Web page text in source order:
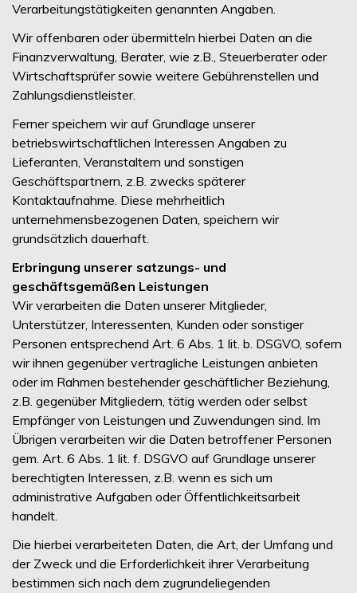
Verarbeitungstätigkeiten genannten Angaben.
Wir offenbaren oder übermitteln hierbei Daten an die
Finanzverwaltung, Berater, wie z.B., Steuerberater oder
Wirtschaftsprüfer sowie weitere Gebührenstellen und
Zahlungsdienstleister.
Ferner speichern wir auf Grundlage unserer
betriebswirtschaftlichen Interessen Angaben zu
Lieferanten, Veranstaltern und sonstigen
Geschäftspartnern, z.B. zwecks späterer
Kontaktaufnahme. Diese mehrheitlich
unternehmensbezogenen Daten, speichern wir
grundsätzlich dauerhaft.
Erbringung unserer satzungs- und
geschäftsgemäßen Leistungen
Wir verarbeiten die Daten unserer Mitglieder,
Unterstützer, Interessenten, Kunden oder sonstiger
Personen entsprechend Art. 6 Abs. 1 lit. b. DSGVO, sofern
wir ihnen gegenüber vertragliche Leistungen anbieten
oder im Rahmen bestehender geschäftlicher Beziehung,
z.B. gegenüber Mitgliedern, tätig werden oder selbst
Empfänger von Leistungen und Zuwendungen sind. Im
Übrigen verarbeiten wir die Daten betroffener Personen
gem. Art. 6 Abs. 1 lit. f. DSGVO auf Grundlage unserer
berechtigten Interessen, z.B. wenn es sich um
administrative Aufgaben oder Öffentlichkeitsarbeit
handelt.
Die hierbei verarbeiteten Daten, die Art, der Umfang und
der Zweck und die Erforderlichkeit ihrer Verarbeitung
bestimmen sich nach dem zugrundeliegenden